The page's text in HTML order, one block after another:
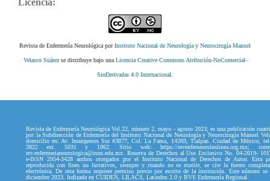
Licencia:
Revista de Enfermería Neurológica porInstituto Nacional de Neurología y Neurocirugía Manuel
Velasco Suárezse distribuye bajo una Licencia Creative Commons Atribución-NoComercial-
SinDerivadas 4.0 Internacional
Revista de Enfermería Neurológica Vol.22, número 2, mayo - agosto 2023; es una publicación
por la Subdirección de Enfermería del Instituto Nacional de Neurología y Neurocirugía Manuel
domicilio en: Av. Insurgentes Sur #3877, Col. La Fama, 14269, Tlalpan. Ciudad de México;
3822 ext. 5031 y 1062. Sitio web: https://revenferneurolenlinea.org.mx;
rev.enfermerianeurologica@innn.edu.mx. Reserva de Derechos al Uso Exclusivo No. 04-2019-
e-ISSN 2954-3428 ambos otorgados por el Instituto Nacional de Derechos de Autor. Esta
reproducida con fines no lucrativos, siempre y cuando no se mutile, se cite la fuente
electrónica. De otra forma requiere permiso previo por escrito de la institución. Este número
diciembre 2023. Indizada en CUIDEN, LILACS, Latindex 2.0 y BVS Enfermería Regional.